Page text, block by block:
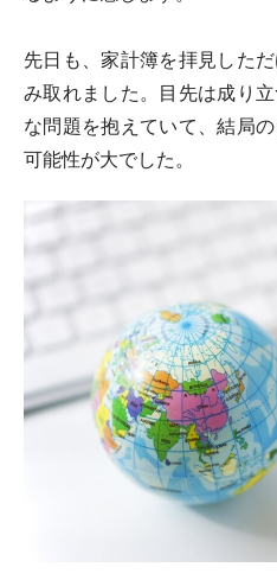
先日も、家計簿を拝見した
み取れました。目先は成り
な問題を抱えていて、結局
可能性が大でした。